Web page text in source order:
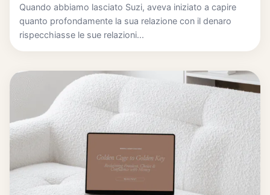
Quando abbiamo lasciato Suzi, aveva iniziato a capire
quanto profondamente la sua relazione con il denaro
rispecchiasse le sue relazioni...